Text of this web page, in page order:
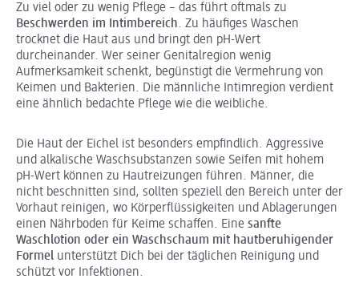
Zu viel oder zu wenig Pflege – das führt oftmals zu
Beschwerden im Intimbereich. Zu häufiges Waschen
trocknet die Haut aus und bringt den pH-Wert
durcheinander. Wer seiner Genitalregion wenig
Aufmerksamkeit schenkt, begünstigt die Vermehrung von
Keimen und Bakterien. Die männliche Intimregion verdient
eine ähnlich bedachte Pflege wie die weibliche.
Die Haut der Eichel ist besonders empfindlich. Aggressive
und alkalische Waschsubstanzen sowie Seifen mit hohem
pH-Wert können zu Hautreizungen führen. Männer, die
nicht beschnitten sind, sollten speziell den Bereich unter der
Vorhaut reinigen, wo Körperflüssigkeiten und Ablagerungen
einen Nährboden für Keime schaffen. Eine sanfte
Waschlotion oder ein Waschschaum mit hautberuhigender
Formel unterstützt Dich bei der täglichen Reinigung und
schützt vor Infektionen.